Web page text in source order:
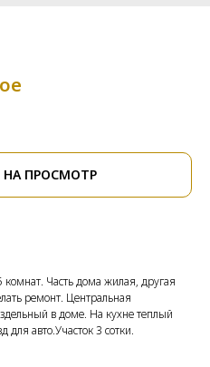
НА ПРОСМОТР
Часть дома жилая, другая
ремонт. Центральная
в доме. На кухне теплый
для авто.Участок 3 сотки.